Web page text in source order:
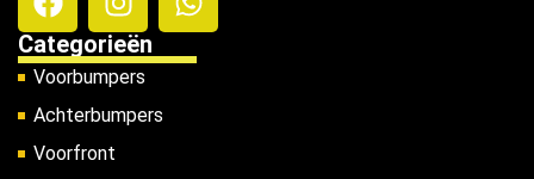
Categorieën
Voorbumpers
Achterbumpers
Voorfront